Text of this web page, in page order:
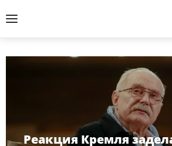
Реакция Кремля